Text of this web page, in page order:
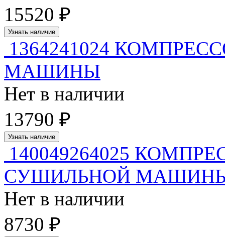
15520 ₽
Узнать наличие
1364241024
МАШИНЫ
Нет в наличии
13790 ₽
Узнать наличие
140049264025
СУШИЛЬНОЙ
Нет в наличии
8730 ₽